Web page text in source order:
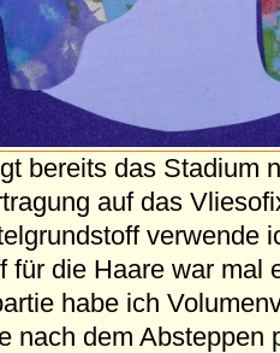
bereits das Stadium
auf das
verwende
für die Haare war mal
habe ich
nach dem Absteppen